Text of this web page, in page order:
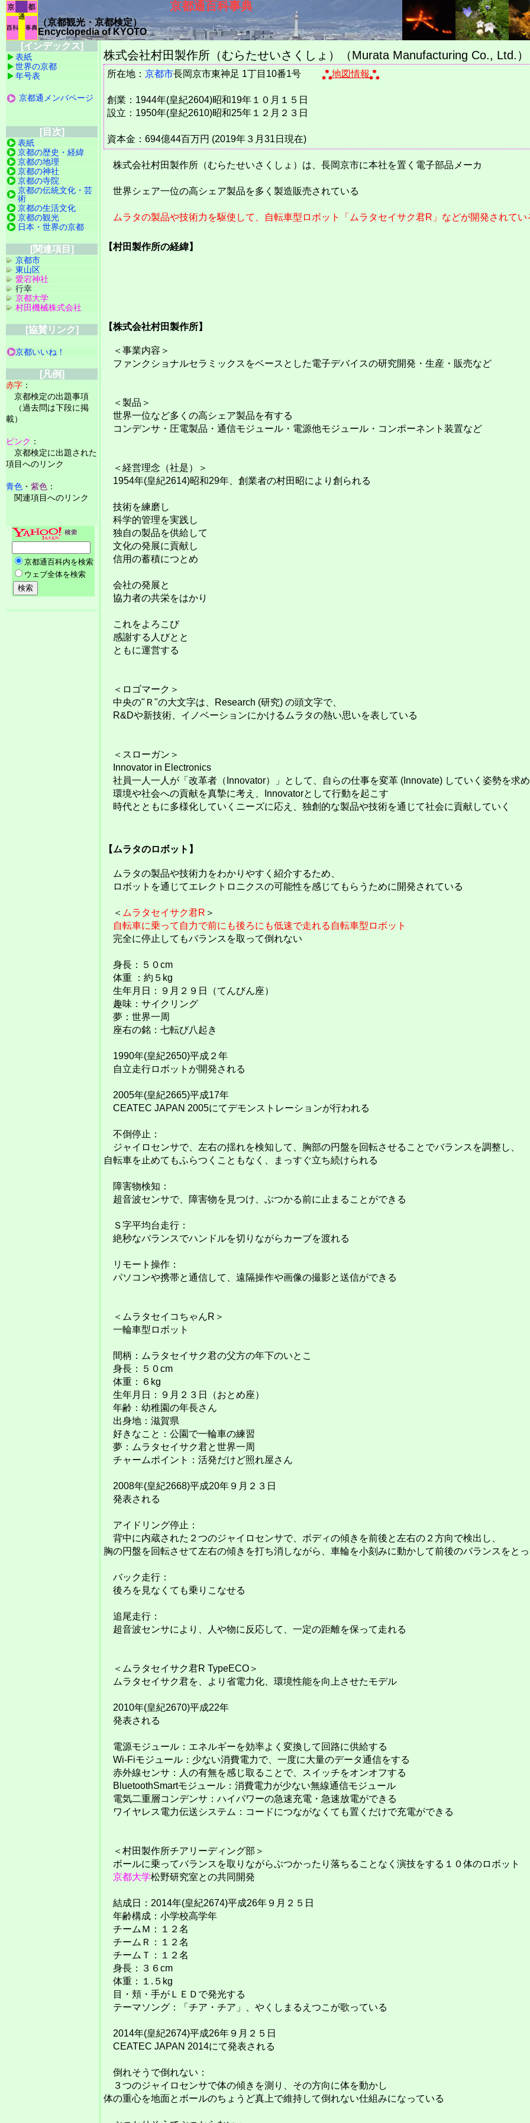
京都通百科事典
（京都観光・京都検定）
Encyclopedia of KYOTO
株式会社村田製作所（むらたせいさくしょ）（Murata Manufacturing Co., Ltd.）
所在地： 京都市長岡京市東神足 1丁目10番1号 地図情報
創業：1944年(皇紀2604)昭和19年１０月１５日
設立：1950年(皇紀2610)昭和25年１２月２３日
資本金：694億44百万円 (2019年３月31日現在)
株式会社村田製作所（むらたせいさくしょ）は、長岡京市に本社を置く電子部品メーカ
世界シェア一位の高シェア製品を多く製造販売されている
ムラタの製品や技術力を駆使して、自転車型ロボット「ムラタセイサク君R」などが開発されてい
【村田製作所の経緯】
【株式会社村田製作所】
＜事業内容＞
ファンクショナルセラミックスをベースとした電子デバイスの研究開発・生産・販売など
＜製品＞
世界一位など多くの高シェア製品を有する
コンデンサ・圧電製品・通信モジュール・電源他モジュール・コンポーネント装置など
＜経営理念（社是）＞
1954年(皇紀2614)昭和29年、創業者の村田昭により創られる
技術を練磨し
科学的管理を実践し
独自の製品を供給して
文化の発展に貢献し
信用の蓄積につとめ
会社の発展と
協力者の共栄をはかり
これをよろこび
感謝する人びとと
ともに運営する
＜ロゴマーク＞
中央の"Ｒ"の大文字は、Research (研究) の頭文字で、
R&Dや新技術、イノベーションにかけるムラタの熱い思いを表している
＜スローガン＞
Innovator in Electronics
社員一人一人が「改革者（Innovator）」として、自らの仕事を変革 (Innovate) していく姿勢を求
環境や社会への貢献を真摯に考え、Innovatorとして行動を起こす
時代とともに多様化していくニーズに応え、独創的な製品や技術を通じて社会に貢献していく
【ムラタのロボット】
ムラタの製品や技術力をわかりやすく紹介するため、
ロボットを通じてエレクトロニクスの可能性を感じてもらうために開発されている
＜ ムラタセイサク君R ＞
自転車に乗って自力で前にも後ろにも低速で走れる自転車型ロボット
完全に停止してもバランスを取って倒れない
身長：５０cm
体重 ：約５kg
生年月日：９月２９日（てんびん座）
趣味：サイクリング
夢：世界一周
座右の銘：七転び八起き
1990年(皇紀2650)平成２年
自立走行ロボットが開発される
2005年(皇紀2665)平成17年
CEATEC JAPAN 2005にてデモンストレーションが行われる
不倒停止：
ジャイロセンサで、左右の揺れを検知して、胸部の円盤を回転させることでバランスを調整し、
自転車を止めてもふらつくこともなく、まっすぐ立ち続けられる
障害物検知：
超音波センサで、障害物を見つけ、ぶつかる前に止まることができる
Ｓ字平均台走行：
絶秒なバランスでハンドルを切りながらカーブを渡れる
リモート操作：
パソコンや携帯と通信して、遠隔操作や画像の撮影と送信ができる
＜ムラタセイコちゃんR＞
一輪車型ロボット
間柄：ムラタセイサク君の父方の年下のいとこ
身長：５０cm
体重：６kg
生年月日：９月２３日（おとめ座）
年齢：幼稚園の年長さん
出身地：滋賀県
好きなこと：公園で一輪車の練習
夢：ムラタセイサク君と世界一周
チャームポイント：活発だけど照れ屋さん
2008年(皇紀2668)平成20年９月２３日
発表される
アイドリング停止：
背中に内蔵された２つのジャイロセンサで、ボディの傾きを前後と左右の２方向で検出し、
胸の円盤を回転させて左右の傾きを打ち消しながら、車輪を小刻みに動かして前後のバランスをと
バック走行：
後ろを見なくても乗りこなせる
追尾走行：
超音波センサにより、人や物に反応して、一定の距離を保って走れる
＜ムラタセイサク君R TypeECO＞
ムラタセイサク君を、より省電力化、環境性能を向上させたモデル
2010年(皇紀2670)平成22年
発表される
電源モジュール：エネルギーを効率よく変換して回路に供給する
Wi-Fiモジュール：少ない消費電力で、一度に大量のデータ通信をする
赤外線センサ：人の有無を感じ取ることで、スイッチをオンオフする
BluetoothSmartモジュール：消費電力が少ない無線通信モジュール
電気二重層コンデンサ：ハイパワーの急速充電・急速放電ができる
ワイヤレス電力伝送システム：コードにつながなくても置くだけで充電ができる
＜村田製作所チアリーディング部＞
ボールに乗ってバランスを取りながらぶつかったり落ちることなく演技をする１０体のロボット
京都大学松野研究室との共同開発
結成日：2014年(皇紀2674)平成26年９月２５日
年齢構成：小学校高学年
チームＭ：１２名
チームＲ：１２名
チームＴ：１２名
身長：３６cm
体重：１.５kg
目・頬・手がＬＥＤで発光する
テーマソング：「チア・チア」、やくしまるえつこが歌っている
2014年(皇紀2674)平成26年９月２５日
CEATEC JAPAN 2014にて発表される
倒れそうで倒れない：
３つのジャイロセンサで体の傾きを測り、その方向に体を動かし
体の重心を地面とボールのちょうど真上で維持して倒れない仕組みになっている
[インデックス]
表紙
世界の京都
年号表
京都通メンバページ
[目次]
表紙
京都の歴史・経緯
京都の地理
京都の神社
京都の寺院
京都の伝統文化・芸
術
京都の生活文化
京都の観光
日本・世界の京都
[関連項目]
京都市
東山区
愛宕神社
行幸
京都大学
村田機械株式会社
[協賛リンク]
京都いいね！
[凡例]
赤字 ：
京都検定の出題事項
（過去問は下段に掲
載）
ピンク ：
京都検定に出題された
項目へのリンク
青色 ・ 紫色 ：
関連項目へのリンク